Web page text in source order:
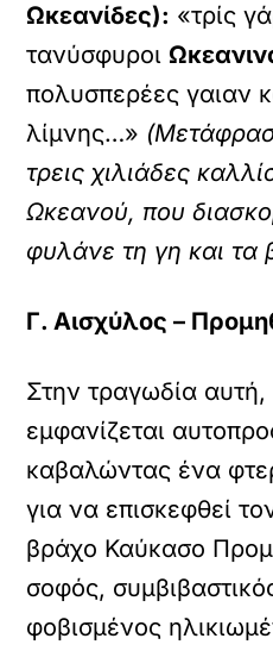
Ωκεανίδες): «τρίς
τανύσφυροι
πολυσπερέες γαιαν
λίμνης…»
τρεις χιλιάδες
Ωκεανού, που
φυλάνε τη γη και
Γ. Αισχύλος –
Στην τραγωδία
εμφανίζεται
καβαλώντας ένα
για να επισκεφθεί
βράχο Καύκασο
σοφός,
φοβισμένος